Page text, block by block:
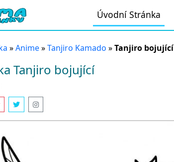
Úvodní Stránka
»Anime»Tanjiro Kamado »Tanjiro bojující
Tanjiro bojující